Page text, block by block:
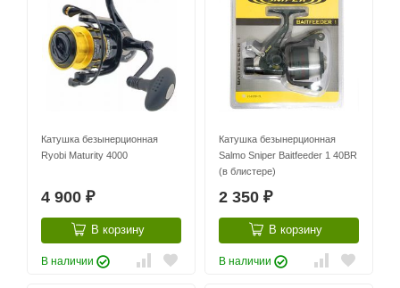
Катушка безынерционная
Ryobi Maturity 4000
4 900 ₽
В корзину
В наличии
Катушка безынерционная
Salmo Sniper Baitfeeder 1 40BR
(в блистере)
2 350 ₽
В корзину
В наличии